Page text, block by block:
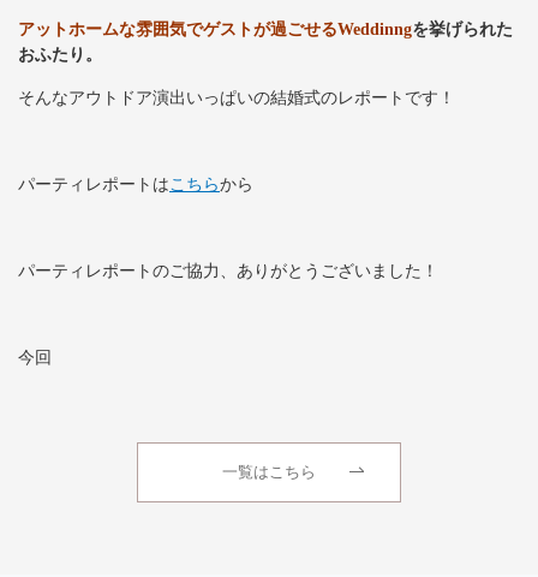
アットホームな雰囲気でゲストが過ごせるWeddinngを挙げられた
おふたり。
そんなアウトドア演出いっぱいの結婚式のレポートです！
パーティレポートは こちらから
パーティレポートのご協力、ありがとうございました！
今回
一覧はこちら